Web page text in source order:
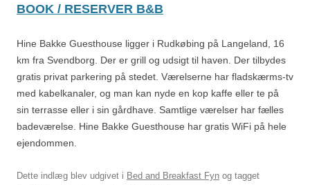
BOOK / RESERVER B&B
Hine Bakke Guesthouse ligger i Rudkøbing på Langeland, 16
km fra Svendborg. Der er grill og udsigt til haven. Der tilbydes
gratis privat parkering på stedet. Værelserne har fladskærms-tv
med kabelkanaler, og man kan nyde en kop kaffe eller te på
sin terrasse eller i sin gårdhave. Samtlige værelser har fælles
badeværelse. Hine Bakke Guesthouse har gratis WiFi på hele
ejendommen.
Dette indlæg blev udgivet i Bed and Breakfast Fyn og tagget